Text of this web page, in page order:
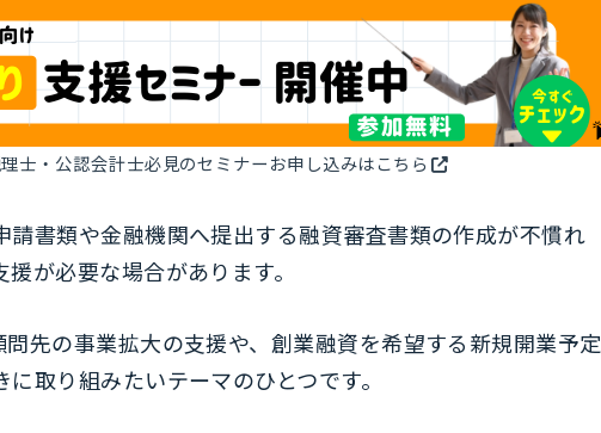
理士・公認会計士必見のセミナーお申し込みはこちら
請書類や金融機関へ提出する融資審査書類の作成が不慣れ
が必要な場合があります。
先の事業拡大の支援や、創業融資を希望する新規開業予定
取り組みたいテーマのひとつです。